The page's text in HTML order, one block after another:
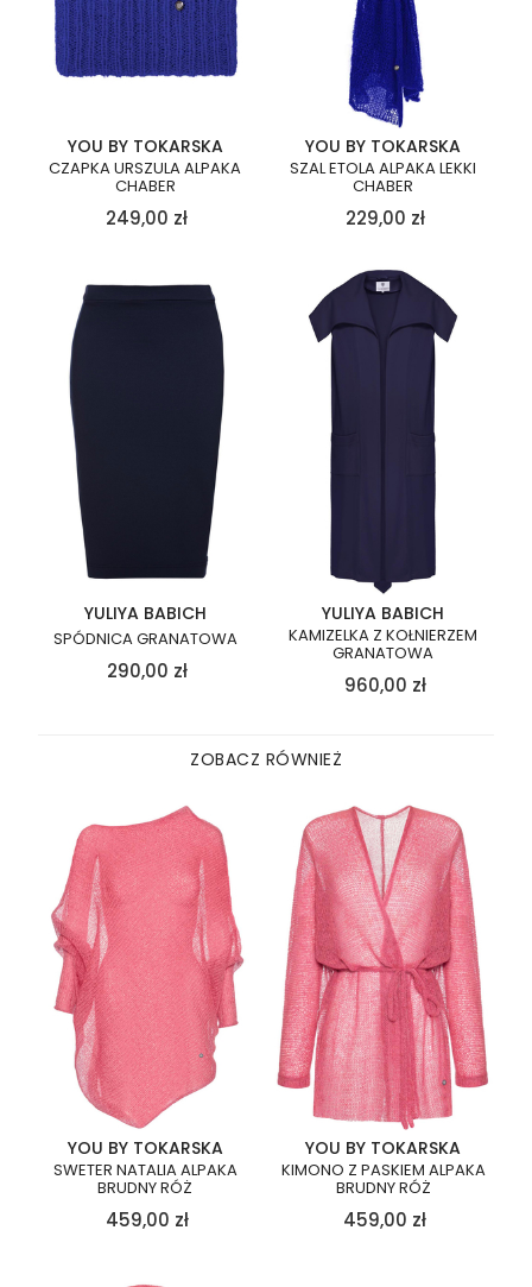
YOU BY TOKARSKA
CZAPKA URSZULA ALPAKA
CHABER
249,00 zł
YOU BY TOKARSKA
SZAL ETOLA ALPAKA LEKKI
CHABER
229,00 zł
YULIYA BABICH
SPÓDNICA GRANATOWA
290,00 zł
YULIYA BABICH
KAMIZELKA Z KOŁNIERZEM
GRANATOWA
960,00 zł
ZOBACZ RÓWNIEŻ
YOU BY TOKARSKA
SWETER NATALIA ALPAKA
BRUDNY RÓŻ
459,00 zł
YOU BY TOKARSKA
KIMONO Z PASKIEM ALPAKA
BRUDNY RÓŻ
459,00 zł